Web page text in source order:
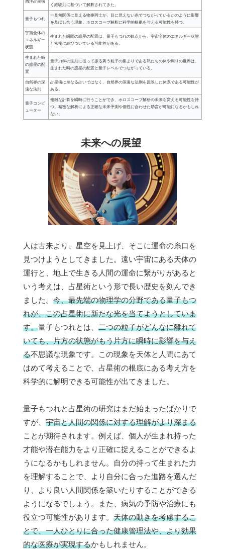
西洋占星術
く経験則に基づいて解釈されてきた。
量子もつれ
一見無関係に見える物事同士が、目に見えない糸でつながっているかのように影響
を及ぼし合う現象。ホロスコープ解釈に科学的根拠を与える可能性を持つ。
宇宙全体の
エネルギー
状態
生まれた瞬間の惑星の配置は、量子もつれの観点から、宇宙全体のエネルギー状態
と密接に結びついている可能性がある。
生まれた時
の惑星の配
置
量子力学の法則に従って振る舞う粒子の集まりである私たちの体や周りの世界は、
生まれた時の惑星の配置と量子レベルでつながっている。
自然界の深
遠な法則
占星術は単なる占いではなく、自然界の深遠な法則を反映した体系である可能性が
ある。
量子コンピ
ューター
複雑な計算を瞬時に行うことができ、ホロスコープ解析の未来を変える可能性を持
つ。精密な解析による正確な未来予測や個性に合わせた助言が可能になるかもしれ
ない。
未来への展望
人は古来より、星空を見上げ、そこに運命の糸口を
見つけようとしてきました。遠い宇宙にある天体の
運行と、地上で生きる人間の運命に繋がりがあると
いう考えは、占星術という形で長い歴史を刻んでき
ました。 今、最先端の物理学の分野である量子もつ
れが、この占星術に新たな光を当てようとしていま
す。量子もつれとは、 二つの粒子がどんなに離れて
いても、片方の状態がもう片方に瞬時に影響を与え
る不思議な現象です。この現象を天体と人間にあて
はめて考えることで、占星術の根底にある考え方を
科学的に解明できる可能性が出てきました。
量子もつれと占星術の研究はまだ始まったばかりで
すが、 宇宙と人間の関係に対する理解がより深まる
ことが期待されます。例えば、個人が生まれ持った
才能や潜在能力をより正確に捉えることができるよ
うになるかもしれません。自分の持って生まれた力
を理解することで、より自分に合った進路を選んだ
り、より良い人間関係を築いたりすることができる
ようになるでしょう。また、病気の予防や治療にも
役立つ可能性があります。 天体の動きを考慮するこ
とで、一人ひとりに合った健康管理法や、より効果
的な医療が実現するかもしれません。